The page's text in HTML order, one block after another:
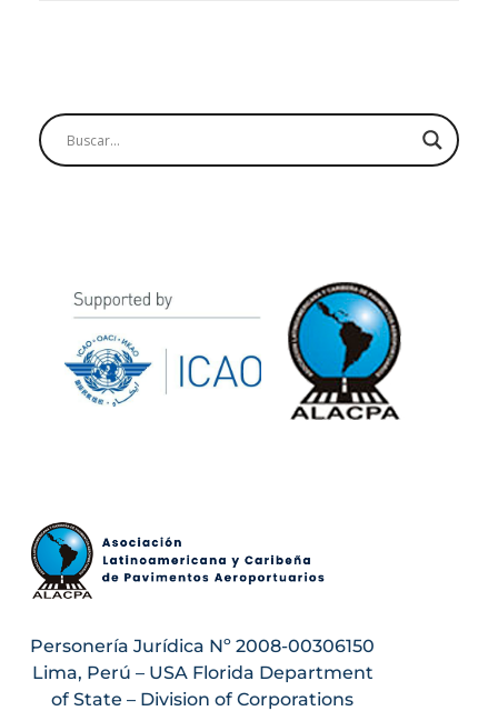
Personería Jurídica Nº 2008-00306150
Lima, Perú – USA Florida Department
of State – Division of Corporations